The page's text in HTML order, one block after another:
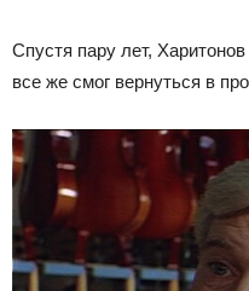
Спустя пару лет,
все же смог вернуться в